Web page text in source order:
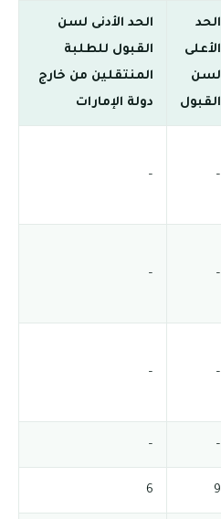
الحد
الأعلى
لسن
القبول
الحد الأدنى لسن
القبول للطلبة
المنتقلين من خارج
دولة الإمارات
–
–
–
–
–
–
–
–
9
6